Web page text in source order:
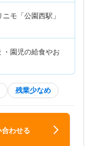
モ「公園西駅」
・園児の給食やお
残業少なめ
わせる